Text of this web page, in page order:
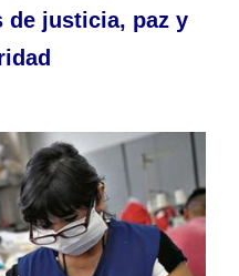
de justicia, paz y